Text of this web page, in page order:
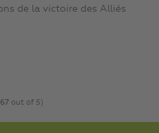
de la victoire des Alliés
out of 5)